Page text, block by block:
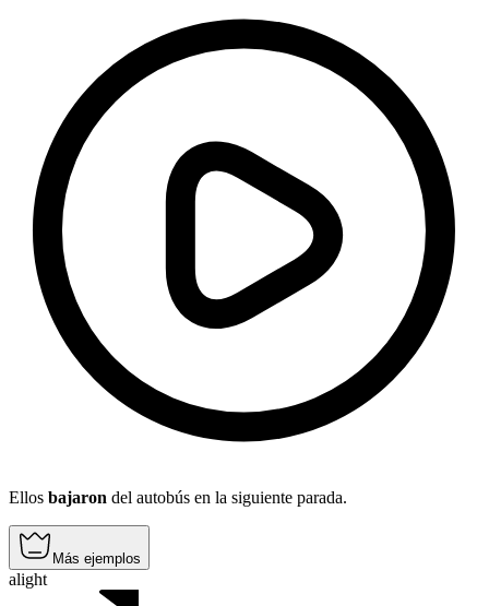
Ellos bajaron del autobús en la siguiente parada.
Más ejemplos
alight